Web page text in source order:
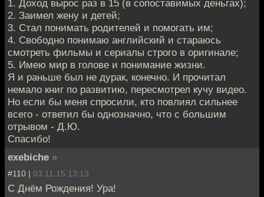
1. Доход вырос раз в 15 (в сопоставимых деньгах);
2. Заимел жену и детей;
3. Стал понимать родителей и помогать им;
4. Свободно понимаю английский и стараюсь
смотреть фильмы и сериалы строго в оригинале;
5. Имею мир в голове и понимание жизни.
Я и раньше был не дурак, конечно. И прочитал
немало книг по развитию, пересмотрел кучу видео.
Но если бы меня спросили, кто повлиял сильнее
всего - ответил бы однозначно, что с большим
отрывом - Д.Ю.
Спасибо!
exebiche »
#110 | 03.11.15 13:13
С Днём Рождения! Ура!